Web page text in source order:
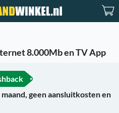
8.000Mb en TV App
geen aansluitkosten en